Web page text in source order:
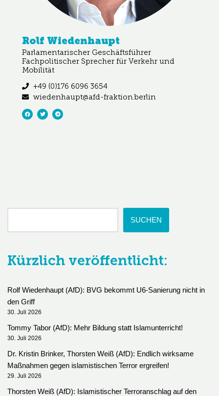
Rolf Wiedenhaupt
Parlamentarischer Geschäftsführer
Fachpolitischer Sprecher für Verkehr und
Mobilität
+49 (0)176 6096 3654
wiedenhaupt@afd-fraktion.berlin
SUCHEN
Kürzlich veröffentlicht:
Rolf Wiedenhaupt (AfD): BVG bekommt U6-Sanierung nicht in
den Griff
30. Juli 2026
Tommy Tabor (AfD): Mehr Bildung statt Islamunterricht!
30. Juli 2026
Dr. Kristin Brinker, Thorsten Weiß (AfD): Endlich wirksame
Maßnahmen gegen islamistischen Terror ergreifen!
29. Juli 2026
Thorsten Weiß (AfD): Islamistischer Terroranschlag auf den